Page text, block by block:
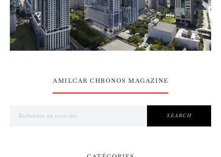
AMILCAR CHRONOS MAGAZINE
SEARCH